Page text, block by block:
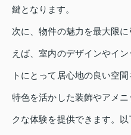
鍵となります。
次に、物件の魅力を最大限
えば、室内のデザインやイ
トにとって居心地の良い空
特色を活かした装飾やアメ
クな体験を提供できます。